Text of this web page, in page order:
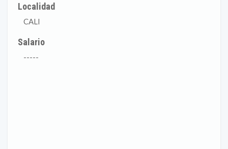
Localidad
CALI
Salario
-----